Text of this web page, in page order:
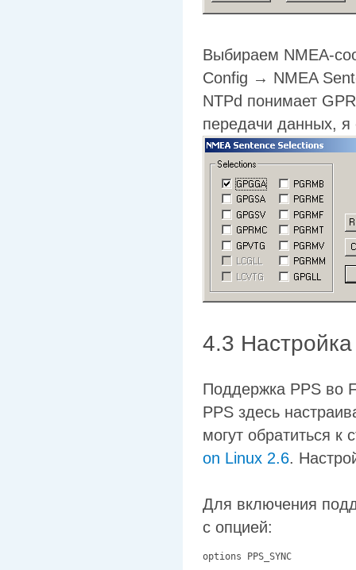
Выбираем NMEA-
Config → NMEA
NTPd понимает
передачи данных, я
4.3
Поддержка PPS во
PPS здесь
могут обратиться к
on Linux 2.6.
Для включения
с опцией:
options PPS_SYNC